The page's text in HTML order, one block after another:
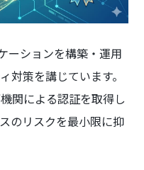
ーションを構築・運用
対策を講じています。
関による認証を取得し
のリスクを最小限に抑